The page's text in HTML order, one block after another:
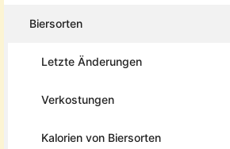
Biersorten
Letzte Änderungen
Verkostungen
Kalorien von Biersorten